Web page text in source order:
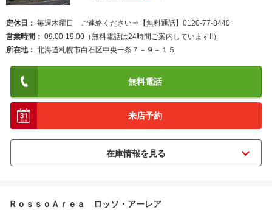
定休日
毎週木曜日 ご連絡ください⇒【無料通話】0120-77-8440
営業時間
09:00-19:00（無料電話は24時間ご案内しています!!）
所在地
北海道札幌市白石区中央一条７－９－１５
無料電話
来店予約
ＲｏｓｓｏＡｒｅａ ロッソ・アーレア